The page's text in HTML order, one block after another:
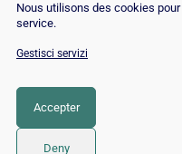
Nous utilisons des cookies
service.
Gestisci servizi
Accepter
Deny
CATEGORIA